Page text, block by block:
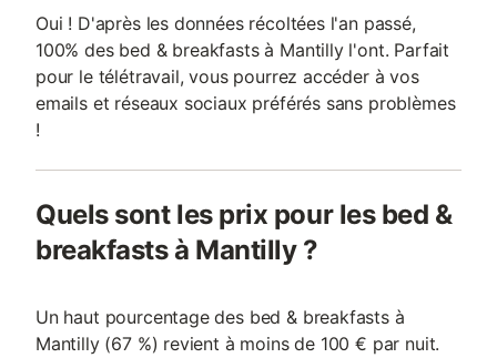
Oui ! D'après les données récoltées l'an passé,
100% des bed & breakfasts à Mantilly l'ont. Parfait
pour le télétravail, vous pourrez accéder à vos
emails et réseaux sociaux préférés sans problèmes
!
Quels sont les prix pour les bed &
breakfasts à Mantilly ?
Un haut pourcentage des bed & breakfasts à
Mantilly (67 %) revient à moins de 100 € par nuit.